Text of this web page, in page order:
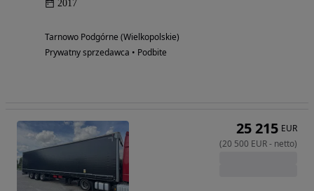
2017
Tarnowo Podgórne (Wielkopolskie)
Prywatny sprzedawca • Podbite
25 215 EUR
(20 500 EUR- netto)